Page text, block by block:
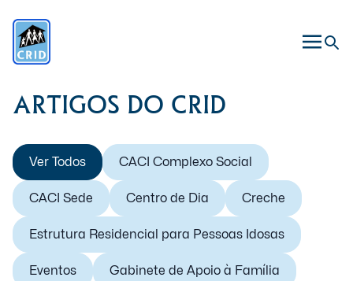
ARTIGOS DO CRID
Ver Todos CACI Complexo Social
CACI Sede Centro de Dia Creche
Estrutura Residencial para Pessoas Idosas
Eventos Gabinete de Apoio à Família